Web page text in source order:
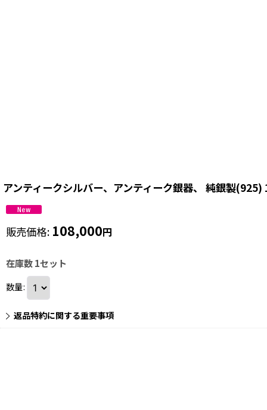
アンティークシルバー、アンティーク銀器、 純銀製
販売価格: 108,000円
在庫数 1セット
数量:
返品特約に関する重要事項